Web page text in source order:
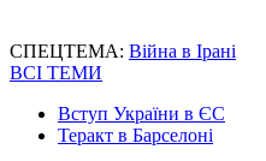
СПЕЦТЕМА: Війна в Ірані
ВСІ ТЕМИ
Вступ України в ЄС
Теракт в Барселоні